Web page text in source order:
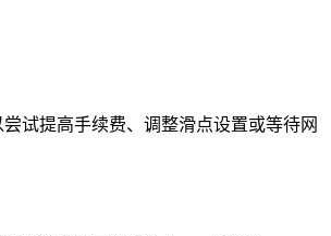
试提高手续费、调整滑点设置或等待网